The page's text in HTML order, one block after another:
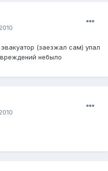
(заезжал сам) упал
небыло